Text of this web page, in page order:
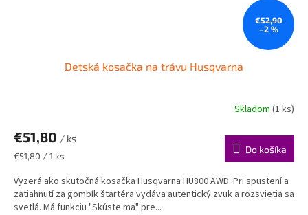
€52,90
–2 %
Detská kosačka na trávu Husqvarna
Skladom (1 ks)
€51,80 / ks
Jednotková
€51,80 / 1 ks
Do košíka
Vyzerá ako skutočná kosačka Husqvarna HU800 AWD. Pri spustení a
zatiahnutí za gombík štartéra vydáva autentický zvuk a rozsvietia sa
svetlá. Má funkciu "Skúste ma" pre...